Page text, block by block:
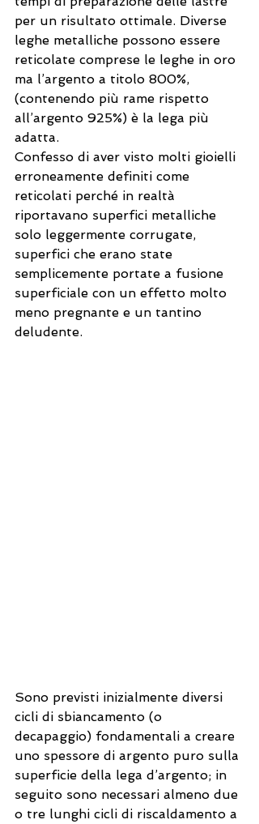
per un risultato ottimale. Diverse
leghe metalliche possono essere
reticolate comprese le leghe in oro
ma l’argento a titolo 800%,
(contenendo più rame rispetto
all’argento 925%) è la lega più
adatta.
Confesso di aver visto molti gioielli
erroneamente definiti come
reticolati perché in realtà
riportavano superfici metalliche
solo leggermente corrugate,
superfici che erano state
semplicemente portate a fusione
superficiale con un effetto molto
meno pregnante e un tantino
deludente.
Sono previsti inizialmente diversi
cicli di sbiancamento (o
decapaggio) fondamentali a creare
uno spessore di argento puro sulla
superficie della lega d’argento; in
seguito sono necessari almeno due
o tre lunghi cicli di riscaldamento a